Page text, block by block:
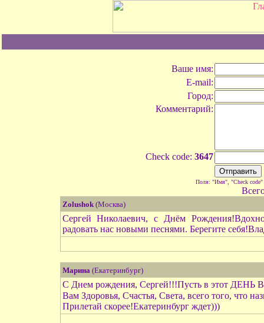
Ваше имя:
E-mail:
Город:
Комментарий:
Check code: 3647
Поля: "Имя", "Check code"
Zolushok(Москва)
Сергей Николаевич, с Днём
радовать нас новыми песнями. Берегите
Марина(Екатеринбург)
С Днем рождения, Сергей!!!Пусть в этот ДЕНЬ
Вам Здоровья, Счастья, Света, всего того, что
Прилетай скорее!Екатеринбург ждет)))